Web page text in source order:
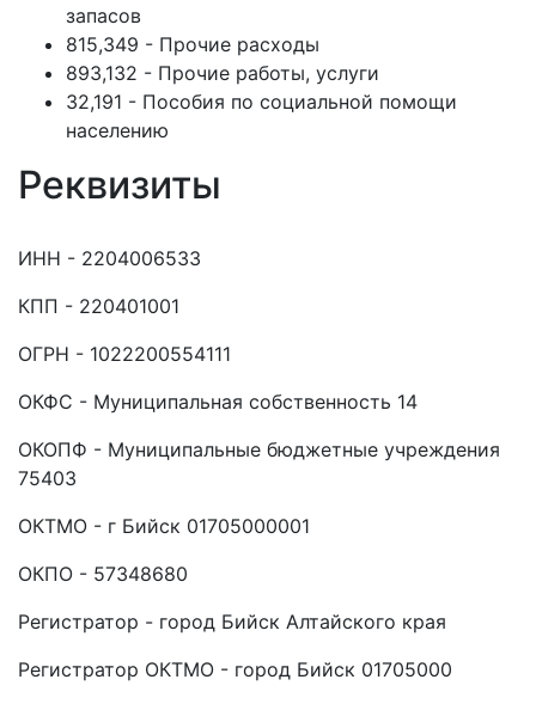
запасов
815,349 - Прочие расходы
893,132 - Прочие работы, услуги
32,191 - Пособия по социальной помощи
населению
Реквизиты
ИНН - 2204006533
КПП - 220401001
ОГРН - 1022200554111
ОКФС - Муниципальная собственность 14
ОКОПФ - Муниципальные бюджетные учреждения
75403
ОКТМО - г Бийск 01705000001
ОКПО - 57348680
Регистратор - город Бийск Алтайского края
Регистратор ОКТМО - город Бийск 01705000